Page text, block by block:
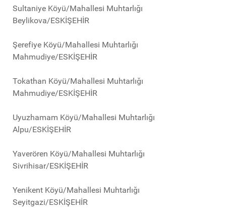
Sultaniye Köyü/Mahallesi Muhtarlığı
Beylikova/ESKİŞEHİR
Şerefiye Köyü/Mahallesi Muhtarlığı
Mahmudiye/ESKİŞEHİR
Tokathan Köyü/Mahallesi Muhtarlığı
Mahmudiye/ESKİŞEHİR
Uyuzhamam Köyü/Mahallesi Muhtarlığı
Alpu/ESKİŞEHİR
Yaverören Köyü/Mahallesi Muhtarlığı
Sivrihisar/ESKİŞEHİR
Yenikent Köyü/Mahallesi Muhtarlığı
Seyitgazi/ESKİŞEHİR